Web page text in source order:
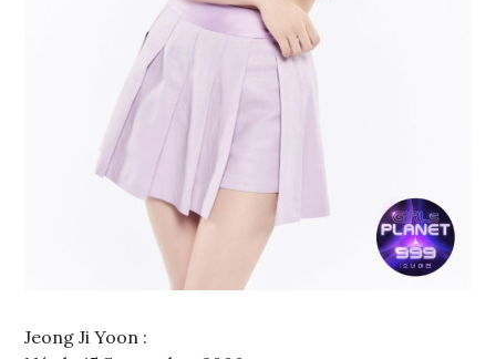
Jeong Ji Yoon :